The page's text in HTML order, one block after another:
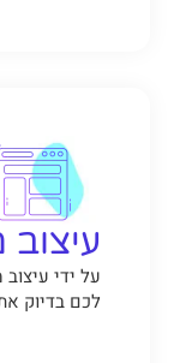
על ידי
לכם בדיוק